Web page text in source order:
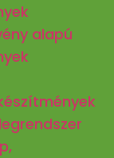
alapú